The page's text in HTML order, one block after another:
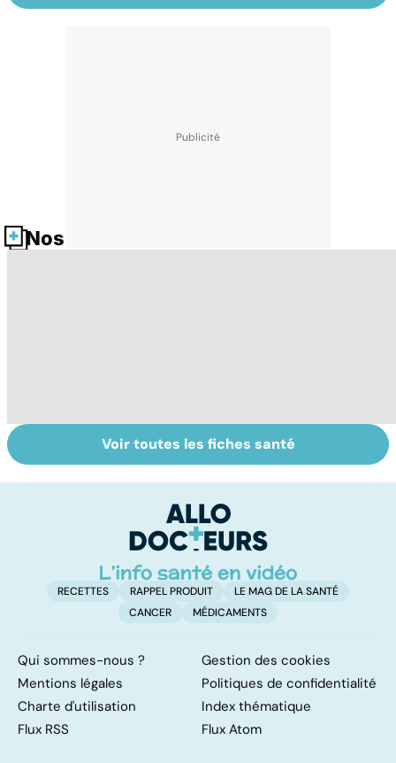
Nos fiches santé
Tout savoir sur
les infections
Inflammation des
amygdales : que
d'angine ?
Voir toutes les fiches santé
RECETTES RAPPEL PRODUIT
LE MAG DE LA SANTÉ
CANCER
MÉDICAMENTS
Qui sommes-nous ?
Gestion des cookies
Mentions légales
Politiques de confidentialité
Charte d'utilisation
Index thématique
Flux RSS
Flux Atom